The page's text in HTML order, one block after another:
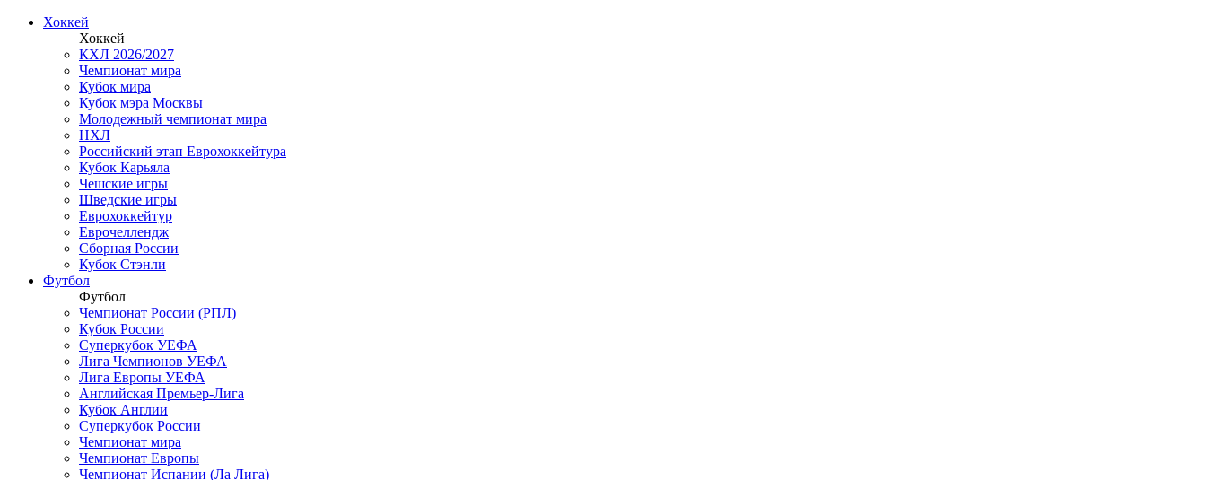
Хоккей
Хоккей
КХЛ 2026/2027
Чемпионат мира
Кубок мира
Кубок мэра Москвы
Молодежный чемпионат мира
НХЛ
Российский этап Еврохоккейтура
Кубок Карьяла
Чешские игры
Шведские игры
Еврохоккейтур
Еврочеллендж
Сборная России
Кубок Стэнли
Футбол
Футбол
Чемпионат России (РПЛ)
Кубок России
Суперкубок УЕФА
Лига Чемпионов УЕФА
Лига Европы УЕФА
Английская Премьер-Лига
Кубок Англии
Суперкубок России
Чемпионат мира
Чемпионат Европы
Чемпионат Испании (Ла Лига)